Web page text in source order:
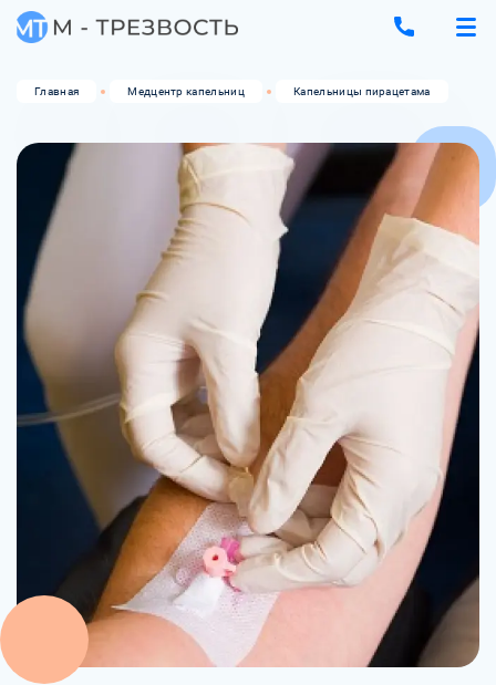
Главная Медцентр капельниц Капельницы пирацетама